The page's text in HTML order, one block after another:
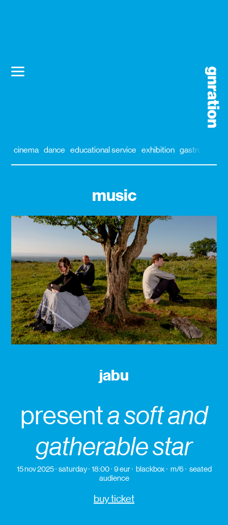
cinema dance educational service exhibition gastronomy
music
jabu
presenta soft and
gatherable star
15 nov 2025 saturday 18:00 9 eur blackbox m/6
seated
audience
buy ticket